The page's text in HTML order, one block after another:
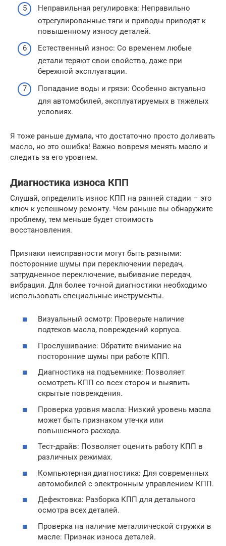
Неправильная регулировка: Неправильно
отрегулированные тяги и приводы приводят к
повышенному износу деталей.
Естественный износ: Со временем любые
детали теряют свои свойства, даже при
бережной эксплуатации.
Попадание воды и грязи: Особенно актуально
для автомобилей, эксплуатируемых в тяжелых
условиях.
Я тоже раньше думала, что достаточно просто доливать
масло, но это ошибка! Важно вовремя менять масло и
следить за его уровнем.
Диагностика износа КПП
Слушай, определить износ КПП на ранней стадии – это
ключ к успешному ремонту. Чем раньше вы обнаружите
проблему, тем меньше будет стоимость
восстановления.
Признаки неисправности могут быть разными:
посторонние шумы при переключении передач,
затрудненное переключение, выбивание передач,
вибрация. Для более точной диагностики необходимо
использовать специальные инструменты.
Визуальный осмотр: Проверьте наличие
подтеков масла, повреждений корпуса.
Прослушивание: Обратите внимание на
посторонние шумы при работе КПП.
Диагностика на подъемнике: Позволяет
осмотреть КПП со всех сторон и выявить
скрытые повреждения.
Проверка уровня масла: Низкий уровень масла
может быть признаком утечки или
повышенного расхода.
Тест-драйв: Позволяет оценить работу КПП в
различных режимах.
Компьютерная диагностика: Для современных
автомобилей с электронным управлением КПП.
Дефектовка: Разборка КПП для детального
осмотра всех деталей.
Проверка на наличие металлической стружки в
масле: Признак износа деталей.